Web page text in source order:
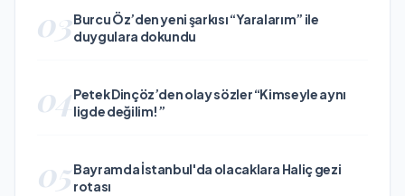
03Burcu Öz’den yeni şarkısı “Yaralarım” ile
duygulara dokundu
04Petek Dinçöz’den olay sözler “Kimseyle aynı
ligde değilim!”
05Bayramda İstanbul'da olacaklara Haliç gezi
rotası